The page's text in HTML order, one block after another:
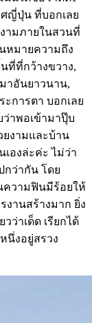
ญี่ปุ่น ที่บอกเลย
ามภายในสวนที่
หมายความถึง
ที่ที่กว้างขวาง,
าอันยาวนาน,
การตา บอกเลย
าพอเข้ามาปุ๊บ
ยงามและบ้าน
องล่ะค่ะ ไม่ว่า
กว่ากัน โดย
ความฟินมีร้อยให้
งานสร้างมาก ยิ่ง
ว่าเด็ด เรียกได้
นึ่งอยู่สรวง